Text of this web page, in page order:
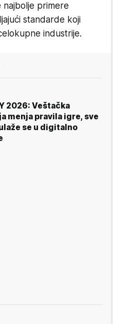
primere
standarde koji
industrije.
2026: Veštačka
menja pravila igre, sve
se u digitalno